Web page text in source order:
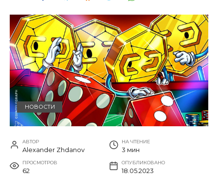
НОВОСТИ
АВТОР
Alexander Zhdanov
НА ЧТЕНИЕ
3 мин
ПРОСМОТРОВ
62
ОПУБЛИКОВАНО
18.05.2023